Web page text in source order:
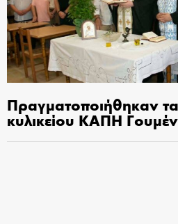
Πραγματοποιήθηκαν τα
κυλικείου ΚΑΠΗ